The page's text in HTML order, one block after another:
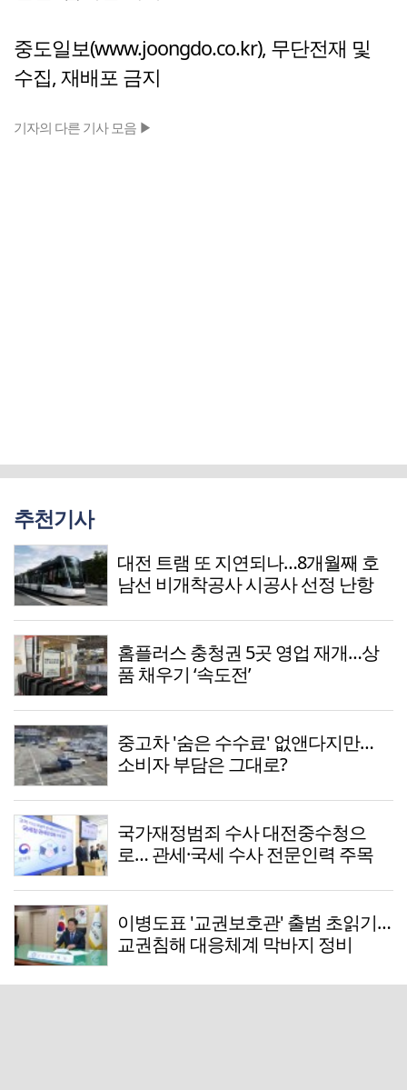
중도일보(www.joongdo.co.kr), 무단전재 및
수집, 재배포 금지
기자의 다른 기사 모음 ▶
추천기사
대전 트램 또 지연되나…8개월째 호
남선 비개착공사 시공사 선정 난항
홈플러스 충청권 5곳 영업 재개…상
품 채우기 ‘속도전’
중고차 '숨은 수수료' 없앤다지만…
소비자 부담은 그대로?
국가재정범죄 수사 대전중수청으
로… 관세·국세 수사 전문인력 주목
이병도표 '교권보호관' 출범 초읽기…
교권침해 대응체계 막바지 정비